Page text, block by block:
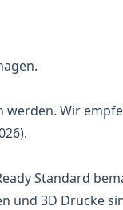
Wir
Standard
und 3D Drucke